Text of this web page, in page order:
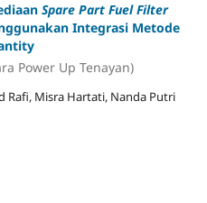
Spare Part Fuel Filter
Integrasi Metode
Power Up Tenayan)
Rafi, Misra Hartati, Nanda Putri